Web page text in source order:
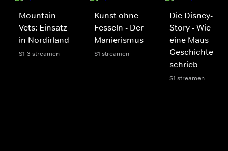
Mountain
Vets: Einsatz
in Nordirland
S1-3 streamen
Kunst ohne
Fesseln - Der
Manierismus
S1 streamen
Die Disney-
Story - Wie
eine Maus
Geschichte
schrieb
S1 streamen